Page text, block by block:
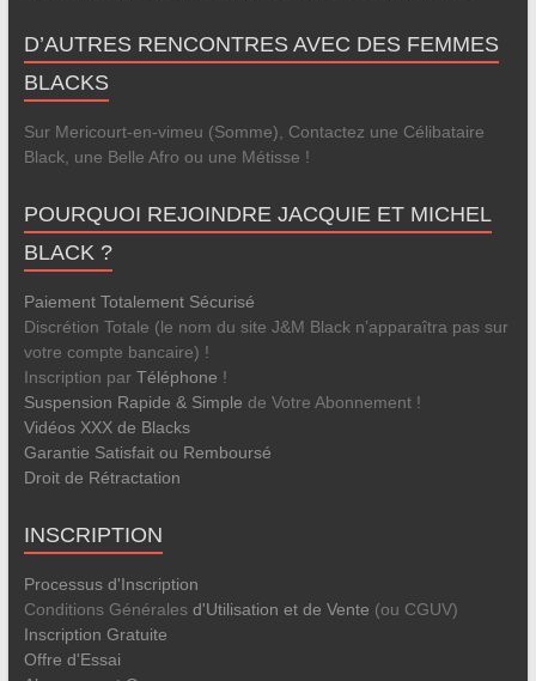
D’AUTRES RENCONTRES AVEC DES FEMMES
BLACKS
Sur Mericourt-en-vimeu (Somme), Contactez une Célibataire
Black, une Belle Afro ou une Métisse !
POURQUOI REJOINDRE JACQUIE ET MICHEL
BLACK ?
Paiement Totalement Sécurisé
Discrétion Totale (le nom du site J&M Black n’apparaîtra pas sur
votre compte bancaire) !
Inscription par Téléphone !
Suspension Rapide & Simple de Votre Abonnement !
Vidéos XXX de Blacks
Garantie Satisfait ou Remboursé
Droit de Rétractation
INSCRIPTION
Processus d'Inscription
Conditions Générales d'Utilisation et de Vente (ou CGUV)
Inscription Gratuite
Offre d'Essai